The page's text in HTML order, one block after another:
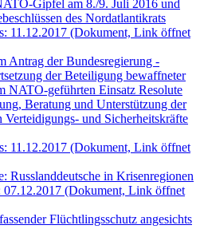
Gipfel am 8./9. Juli 2016 und
des Nordatlantikrats
11.12.2017 (Dokument, Link öffnet
Antrag der Bundesregierung -
der Beteiligung bewaffneter
NATO-geführten Einsatz Resolute
Beratung und Unterstützung der
Verteidigungs- und Sicherheitskräfte
11.12.2017 (Dokument, Link öffnet
Russlanddeutsche in Krisenregionen
(Dokument, Link öffnet
Flüchtlingsschutz angesichts